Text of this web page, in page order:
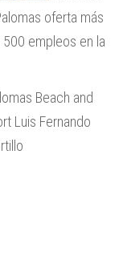
oferta más
empleos en la